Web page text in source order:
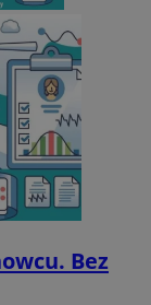
Bez